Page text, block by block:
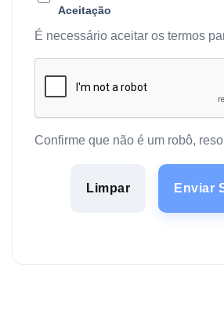
Aceitação
É necessário aceitar os termos
Confirme que não é um robô,
Limpar Enviar